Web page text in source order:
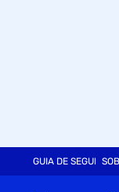
GUIA DE